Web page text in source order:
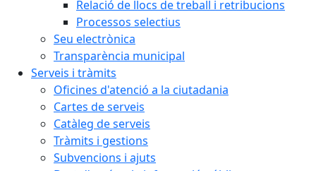
Relació de llocs de treball i retribucions
Processos selectius
Seu electrònica
Transparència municipal
Serveis i tràmits
Oficines d'atenció a la ciutadania
Cartes de serveis
Catàleg de serveis
Tràmits i gestions
Subvencions i ajuts